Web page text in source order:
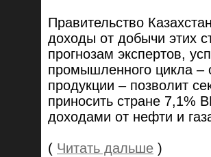
Правительство
доходы от добычи этих
прогнозам экспертов,
промышленного цикла –
продукции – позволит
приносить стране 7,1%
доходами от нефти и
( Читать дальше )